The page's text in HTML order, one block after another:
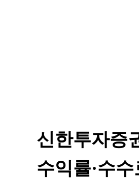
신한투자증
수익률·수